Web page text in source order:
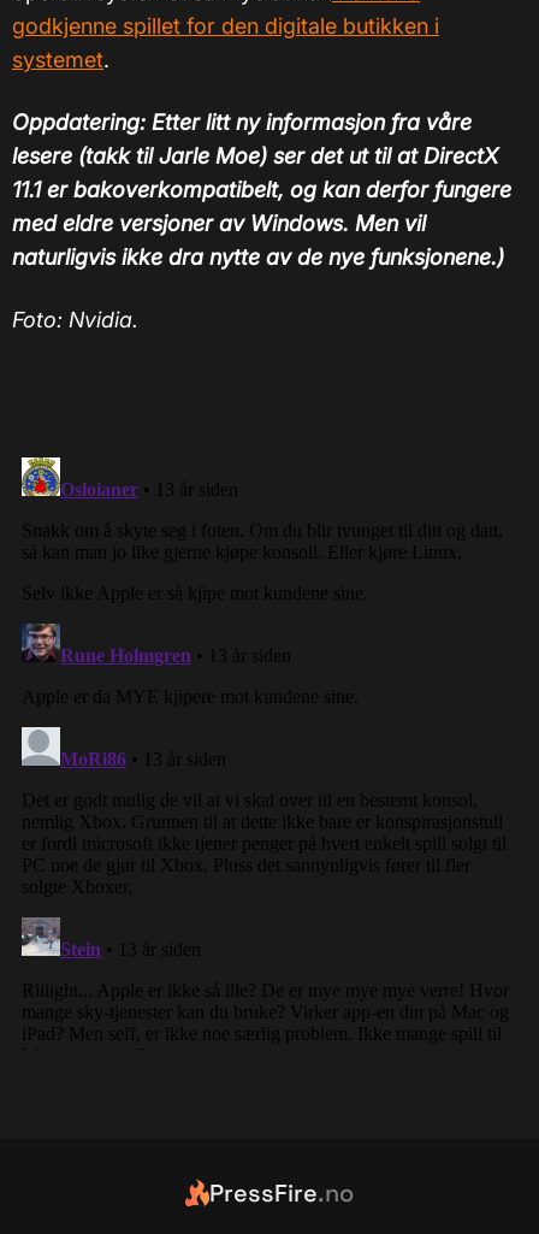
godkjenne spillet for den digitale butikken i
systemet.
Oppdatering: Etter litt ny informasjon fra våre
lesere (takk til Jarle Moe) ser det ut til at DirectX
11.1 er bakoverkompatibelt, og kan derfor fungere
med eldre versjoner av Windows. Men vil
naturligvis ikke dra nytte av de nye funksjonene.)
Foto: Nvidia.
PressFire.no